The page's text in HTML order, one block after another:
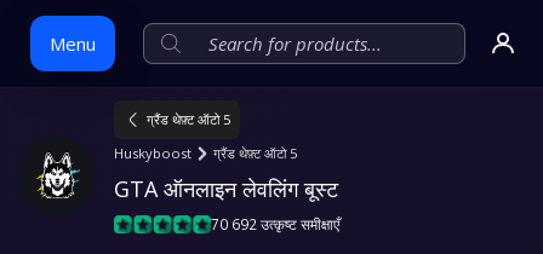
Menu
Skip
ग्रैंड थेफ़्ट ऑटो 5
Huskyboost
ग्रैंड थेफ़्ट ऑटो 5
GTA ऑनलाइन लेवलिंग बूस्ट
70 692 उत्कृष्ट समीक्षाएँ